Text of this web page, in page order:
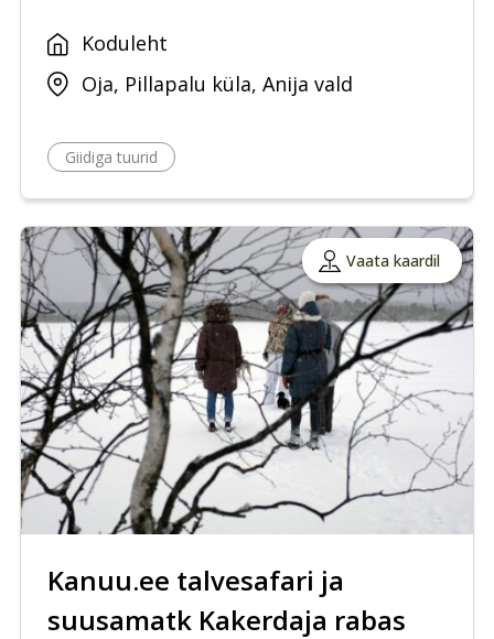
Koduleht
Oja, Pillapalu küla, Anija vald
Giidiga tuurid
Vaata kaardil
Kanuu.ee talvesafari ja
suusamatk Kakerdaja rabas